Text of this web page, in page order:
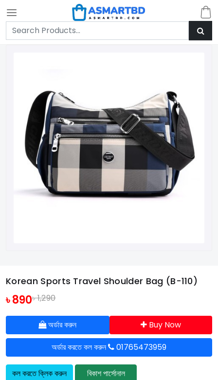
Korean Sports Travel Shoulder Bag (B-110)
৳ 890৳ 1,290
অর্ডার করুন
Buy Now
অর্ডার করতে কল করুন
01765473959
কল করতে ক্লিক করুন
বিকাশ পার্সোনাল